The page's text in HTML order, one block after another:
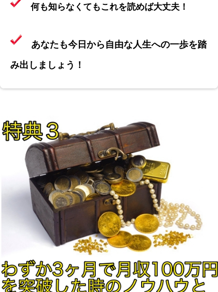
何も知らなくてもこれを読めば大丈夫！
あなたも今日から自由な人生への一歩を踏
み出しましょう！